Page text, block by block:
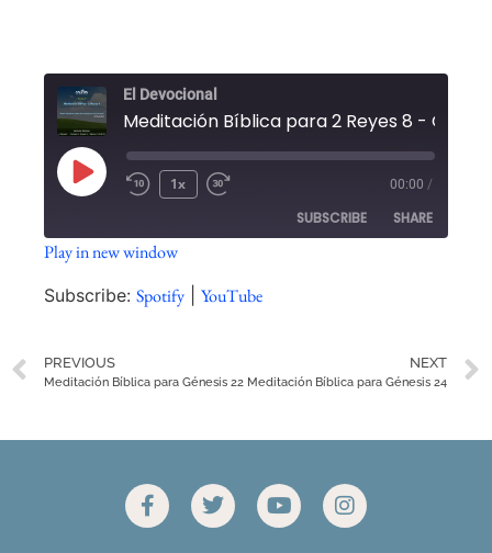
El Devocional
1x 00:00 /
SUBSCRIBE SHARE
SHARE
EMBED
Play in new window
Subscribe: Spotify| YouTube
PREVIOUS
Meditación Bíblica para Génesis 22
NEXT
Meditación Bíblica para Génesis 24